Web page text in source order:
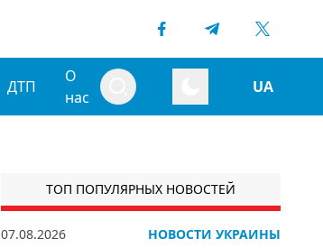
ДТП
О
нас
UA
ТОП ПОПУЛЯРНЫХ НОВОСТЕЙ
07.08.2026 НОВОСТИ УКРАИНЫ